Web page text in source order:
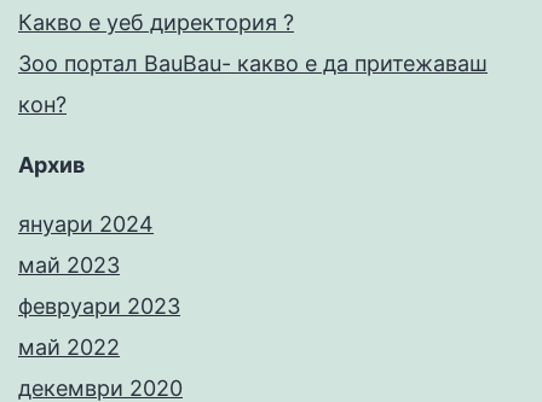
Какво е уеб директория ?
Зоо портал BauBau- какво е да притежаваш
кон?
Архив
януари 2024
май 2023
февруари 2023
май 2022
декември 2020